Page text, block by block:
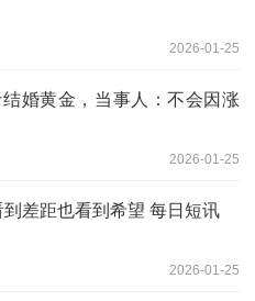
2026-01-25
婚黄金，当事人：不会因涨
2026-01-25
差距也看到希望 每日短讯
2026-01-25